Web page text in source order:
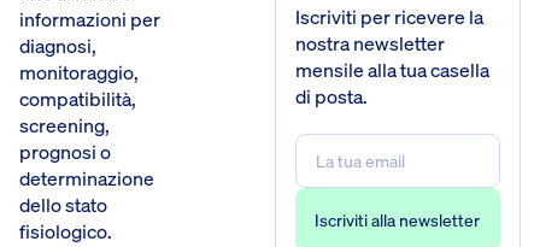
informazioni per
diagnosi,
monitoraggio,
compatibilità,
screening,
prognosi o
determinazione
dello stato
fisiologico.
Iscriviti per ricevere la
nostra newsletter
mensile alla tua casella
di posta.